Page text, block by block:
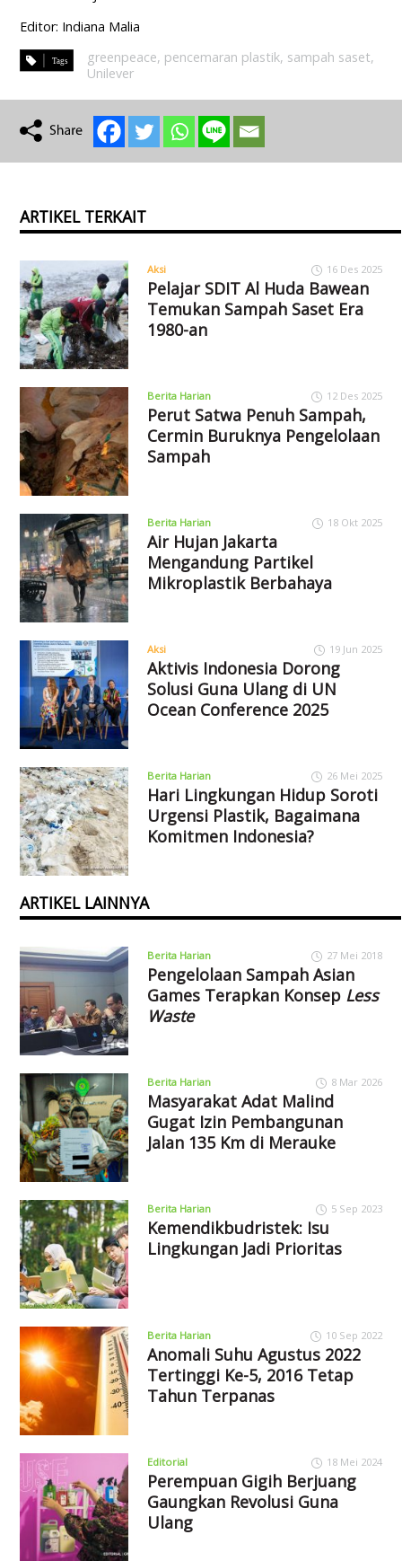
Editor: Indiana Malia
greenpeace, pencemaran plastik, sampah saset,
Unilever
ARTIKEL TERKAIT
Aksi 16 Des 2025
Pelajar SDIT Al Huda Bawean
Temukan Sampah Saset Era
1980-an
Berita Harian 12 Des 2025
Perut Satwa Penuh Sampah,
Cermin Buruknya Pengelolaan
Sampah
Berita Harian 18 Okt 2025
Air Hujan Jakarta
Mengandung Partikel
Mikroplastik Berbahaya
Aksi 19 Jun 2025
Aktivis Indonesia Dorong
Solusi Guna Ulang di UN
Ocean Conference 2025
Berita Harian 26 Mei 2025
Hari Lingkungan Hidup Soroti
Urgensi Plastik, Bagaimana
Komitmen Indonesia?
ARTIKEL LAINNYA
Berita Harian 27 Mei 2018
Pengelolaan Sampah Asian
Games Terapkan Konsep Less
Waste
Berita Harian 8 Mar 2026
Masyarakat Adat Malind
Gugat Izin Pembangunan
Jalan 135 Km di Merauke
Berita Harian 5 Sep 2023
Kemendikbudristek: Isu
Lingkungan Jadi Prioritas
Berita Harian 10 Sep 2022
Anomali Suhu Agustus 2022
Tertinggi Ke-5, 2016 Tetap
Tahun Terpanas
Editorial 18 Mei 2024
Perempuan Gigih Berjuang
Gaungkan Revolusi Guna
Ulang